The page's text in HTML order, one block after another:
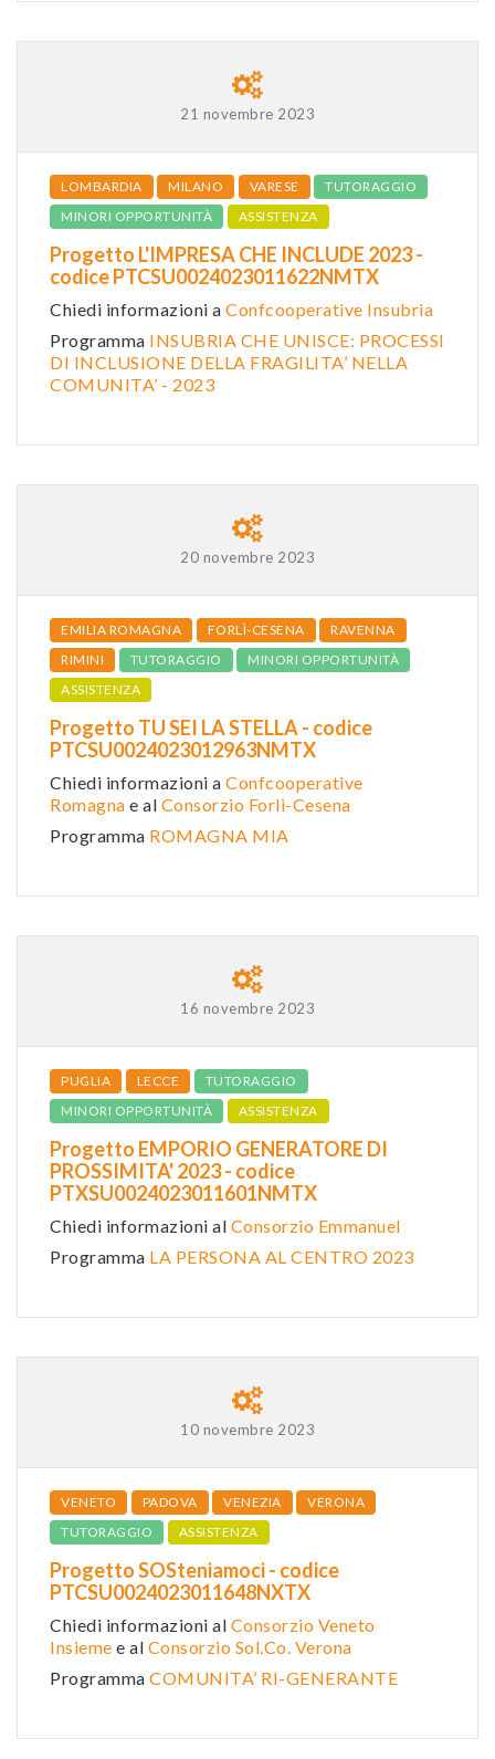
21 novembre 2023
LOMBARDIA MILANO VARESE
TUTORAGGIO
MINORI OPPORTUNITÀ
ASSISTENZA
Progetto L'IMPRESA CHE INCLUDE 2023 -
codice PTCSU0024023011622NMTX
Chiedi informazioni a Confcooperative Insubria
Programma INSUBRIA CHE UNISCE: PROCESSI
DI INCLUSIONE DELLA FRAGILITA’ NELLA
COMUNITA’ - 2023
20 novembre 2023
EMILIA ROMAGNA FORLÌ-CESENA
RAVENNA
RIMINI
TUTORAGGIO
MINORI OPPORTUNITÀ
ASSISTENZA
Progetto TU SEI LA STELLA - codice
PTCSU0024023012963NMTX
Chiedi informazioni a Confcooperative
Romagna e al Consorzio Forlì-Cesena
Programma ROMAGNA MIA
16 novembre 2023
PUGLIA LECCE
TUTORAGGIO
MINORI OPPORTUNITÀ
ASSISTENZA
Progetto EMPORIO GENERATORE DI
PROSSIMITA' 2023 - codice
PTXSU0024023011601NMTX
Chiedi informazioni al Consorzio Emmanuel
Programma LA PERSONA AL CENTRO 2023
10 novembre 2023
VENETO PADOVA VENEZIA
VERONA
TUTORAGGIO
ASSISTENZA
Progetto SOSteniamoci - codice
PTCSU0024023011648NXTX
Chiedi informazioni al Consorzio Veneto
Insieme e al Consorzio Sol.Co. Verona
Programma COMUNITA’ RI-GENERANTE